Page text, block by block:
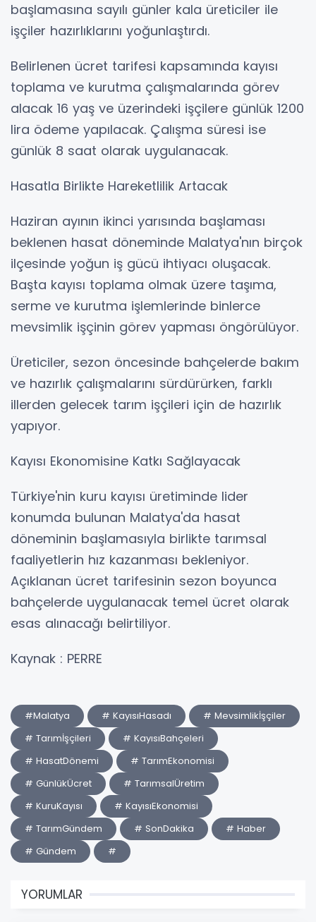
başlamasına sayılı günler kala üreticiler ile
işçiler hazırlıklarını yoğunlaştırdı.
Belirlenen ücret tarifesi kapsamında kayısı
toplama ve kurutma çalışmalarında görev
alacak 16 yaş ve üzerindeki işçilere günlük 1200
lira ödeme yapılacak. Çalışma süresi ise
günlük 8 saat olarak uygulanacak.
Hasatla Birlikte Hareketlilik Artacak
Haziran ayının ikinci yarısında başlaması
beklenen hasat döneminde Malatya'nın birçok
ilçesinde yoğun iş gücü ihtiyacı oluşacak.
Başta kayısı toplama olmak üzere taşıma,
serme ve kurutma işlemlerinde binlerce
mevsimlik işçinin görev yapması öngörülüyor.
Üreticiler, sezon öncesinde bahçelerde bakım
ve hazırlık çalışmalarını sürdürürken, farklı
illerden gelecek tarım işçileri için de hazırlık
yapıyor.
Kayısı Ekonomisine Katkı Sağlayacak
Türkiye'nin kuru kayısı üretiminde lider
konumda bulunan Malatya'da hasat
döneminin başlamasıyla birlikte tarımsal
faaliyetlerin hız kazanması bekleniyor.
Açıklanan ücret tarifesinin sezon boyunca
bahçelerde uygulanacak temel ücret olarak
esas alınacağı belirtiliyor.
Kaynak : PERRE
#Malatya # KayısıHasadı
# Mevsimlikİşçiler
# Tarımİşçileri
# KayısıBahçeleri
# HasatDönemi
# TarımEkonomisi
# GünlükÜcret
# TarımsalÜretim
# KuruKayısı
# KayısıEkonomisi
# TarımGündem
# SonDakika
# Haber
# Gündem
#
YORUMLAR